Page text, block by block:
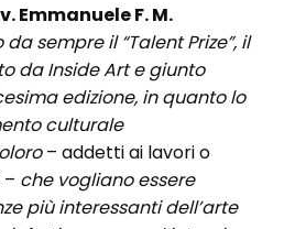
Emmanuele F. M.
da sempre il “Talent Prize”, il
da Inside Art e giunto
edizione, in quanto lo
culturale
– addetti ai lavori o
che vogliano essere
più interessanti dell’arte